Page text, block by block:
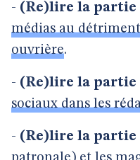
- (Re)lire la partie
médias au
ouvrière.
- (Re)lire la partie
sociaux dans les
- (Re)lire la partie